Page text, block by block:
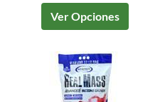
Ver Opciones